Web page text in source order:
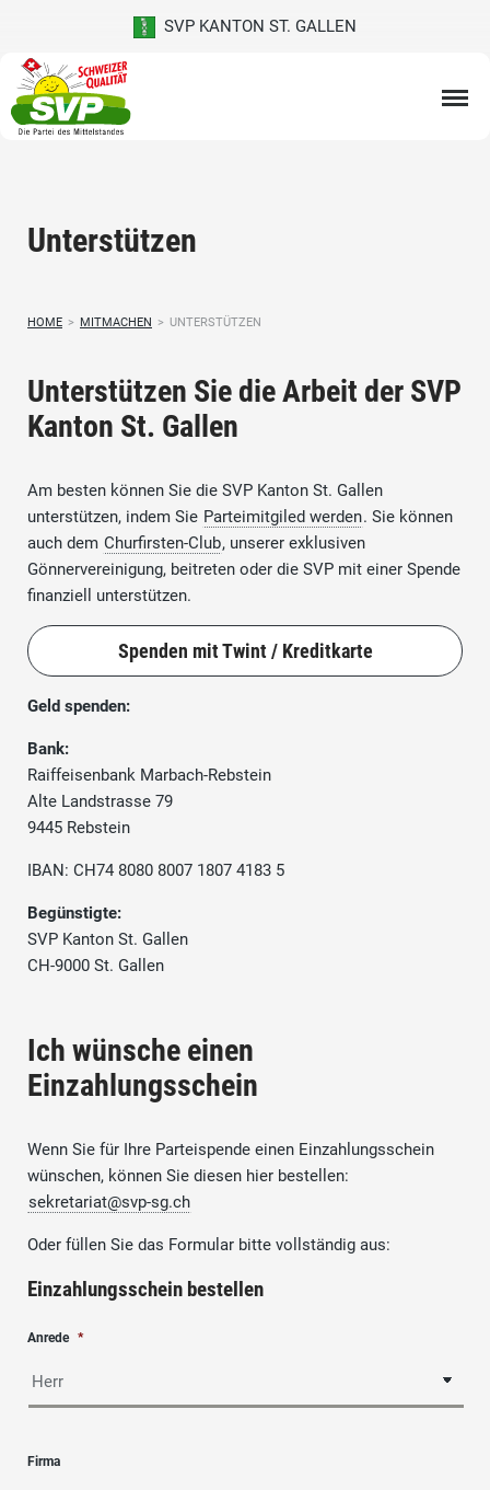
SVP KANTON ST. GALLEN
Unterstützen
HOME > MITMACHEN > UNTERSTÜTZEN
Unterstützen Sie die Arbeit der SVP
Kanton St. Gallen
Am besten können Sie die SVP Kanton St. Gallen
unterstützen, indem Sie Parteimitgiled werden. Sie können
auch dem Churfirsten-Club, unserer exklusiven
Gönnervereinigung, beitreten oder die SVP mit einer Spende
finanziell unterstützen.
Spenden mit Twint / Kreditkarte
Geld spenden:
Bank:
Raiffeisenbank Marbach-Rebstein
Alte Landstrasse 79
9445 Rebstein
IBAN: CH74 8080 8007 1807 4183 5
Begünstigte:
SVP Kanton St. Gallen
CH-9000 St. Gallen
Ich wünsche einen
Einzahlungsschein
Wenn Sie für Ihre Parteispende einen Einzahlungsschein
wünschen, können Sie diesen hier bestellen:
sekretariat@svp-sg.ch
Oder füllen Sie das Formular bitte vollständig aus:
Einzahlungsschein bestellen
Anrede *
Firma